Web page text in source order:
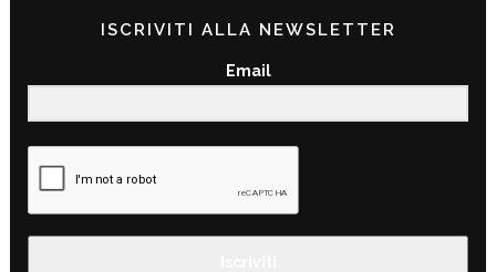
ISCRIVITI ALLA NEWSLETTER
Email